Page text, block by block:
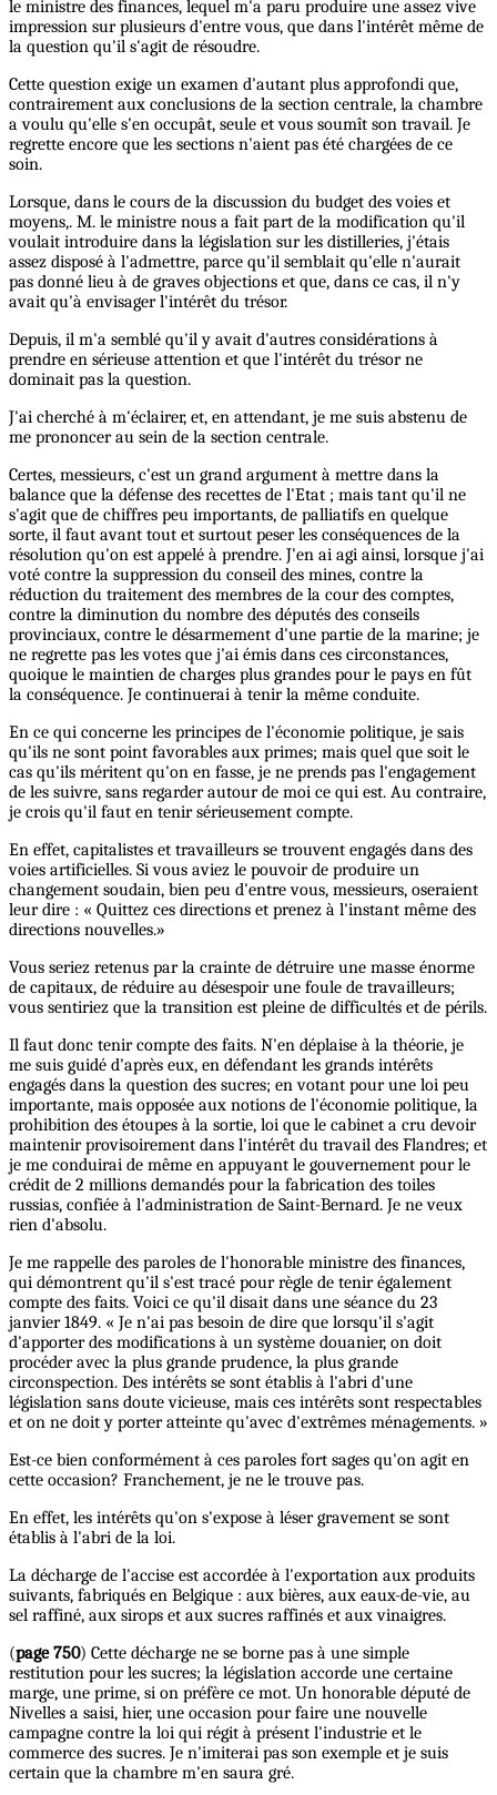
le ministre des finances, lequel m'a paru produire une assez vive
impression sur plusieurs d'entre vous, que dans l'intérêt même de
la question qu'il s'agit de résoudre.
Cette question exige un examen d'autant plus approfondi que,
contrairement aux conclusions de la section centrale, la chambre
a voulu qu'elle s'en occupât, seule et vous soumît son travail. Je
regrette encore que les sections n'aient pas été chargées de ce
soin.
Lorsque, dans le cours de la discussion du budget des voies et
moyens,. M. le ministre nous a fait part de la modification qu'il
voulait introduire dans la législation sur les distilleries, j'étais
assez disposé à l'admettre, parce qu'il semblait qu'elle n'aurait
pas donné lieu à de graves objections et que, dans ce cas, il n'y
avait qu'à envisager l'intérêt du trésor.
Depuis, il m'a semblé qu'il y avait d'autres considérations à
prendre en sérieuse attention et que l'intérêt du trésor ne
dominait pas la question.
J'ai cherché à m'éclairer, et, en attendant, je me suis abstenu de
me prononcer au sein de la section centrale.
Certes, messieurs, c'est un grand argument à mettre dans la
balance que la défense des recettes de l'Etat ; mais tant qu'il ne
s'agit que de chiffres peu importants, de palliatifs en quelque
sorte, il faut avant tout et surtout peser les conséquences de la
résolution qu'on est appelé à prendre. J'en ai agi ainsi, lorsque j'ai
voté contre la suppression du conseil des mines, contre la
réduction du traitement des membres de la cour des comptes,
contre la diminution du nombre des députés des conseils
provinciaux, contre le désarmement d'une partie de la marine; je
ne regrette pas les votes que j'ai émis dans ces circonstances,
quoique le maintien de charges plus grandes pour le pays en fût
la conséquence. Je continuerai à tenir la même conduite.
En ce qui concerne les principes de l'économie politique, je sais
qu'ils ne sont point favorables aux primes; mais quel que soit le
cas qu'ils méritent qu'on en fasse, je ne prends pas l'engagement
de les suivre, sans regarder autour de moi ce qui est. Au contraire,
je crois qu'il faut en tenir sérieusement compte.
En effet, capitalistes et travailleurs se trouvent engagés dans des
voies artificielles. Si vous aviez le pouvoir de produire un
changement soudain, bien peu d'entre vous, messieurs, oseraient
leur dire : « Quittez ces directions et prenez à l'instant même des
directions nouvelles.»
Vous seriez retenus par la crainte de détruire une masse énorme
de capitaux, de réduire au désespoir une foule de travailleurs;
vous sentiriez que la transition est pleine de difficultés et de périls.
Il faut donc tenir compte des faits. N'en déplaise à la théorie, je
me suis guidé d'après eux, en défendant les grands intérêts
engagés dans la question des sucres; en votant pour une loi peu
importante, mais opposée aux notions de l'économie politique, la
prohibition des étoupes à la sortie, loi que le cabinet a cru devoir
maintenir provisoirement dans l'intérêt du travail des Flandres; et
je me conduirai de même en appuyant le gouvernement pour le
crédit de 2 millions demandés pour la fabrication des toiles
russias, confiée à l'administration de Saint-Bernard. Je ne veux
rien d'absolu.
Je me rappelle des paroles de l'honorable ministre des finances,
qui démontrent qu'il s'est tracé pour règle de tenir également
compte des faits. Voici ce qu'il disait dans une séance du 23
janvier 1849. « Je n'ai pas besoin de dire que lorsqu'il s'agit
d'apporter des modifications à un système douanier, on doit
procéder avec la plus grande prudence, la plus grande
circonspection. Des intérêts se sont établis à l'abri d'une
législation sans doute vicieuse, mais ces intérêts sont respectables
et on ne doit y porter atteinte qu'avec d'extrêmes ménagements. »
Est-ce bien conformément à ces paroles fort sages qu'on agit en
cette occasion? Franchement, je ne le trouve pas.
En effet, les intérêts qu'on s'expose à léser gravement se sont
établis à l'abri de la loi.
La décharge de l'accise est accordée à l'exportation aux produits
suivants, fabriqués en Belgique : aux bières, aux eaux-de-vie, au
sel raffiné, aux sirops et aux sucres raffinés et aux vinaigres.
(page 750) Cette décharge ne se borne pas à une simple
restitution pour les sucres; la législation accorde une certaine
marge, une prime, si on préfère ce mot. Un honorable député de
Nivelles a saisi, hier, une occasion pour faire une nouvelle
campagne contre la loi qui régit à présent l'industrie et le
commerce des sucres. Je n'imiterai pas son exemple et je suis
certain que la chambre m'en saura gré.